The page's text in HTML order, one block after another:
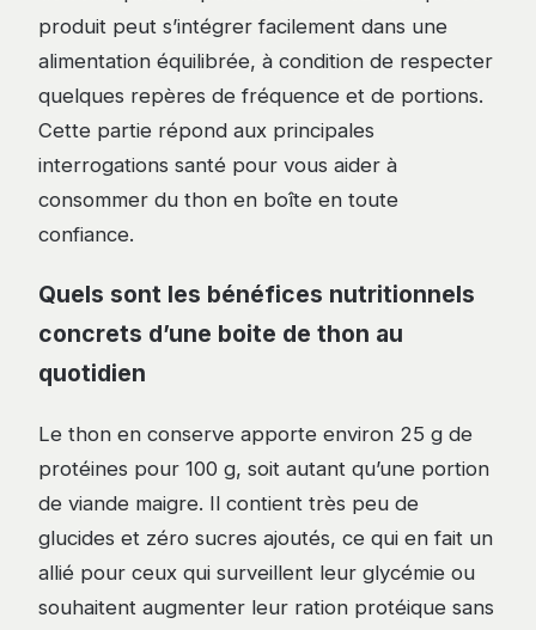
produit peut s’intégrer facilement dans une
alimentation équilibrée, à condition de respecter
quelques repères de fréquence et de portions.
Cette partie répond aux principales
interrogations santé pour vous aider à
consommer du thon en boîte en toute
confiance.
Quels sont les bénéfices nutritionnels
concrets d’une boite de thon au
quotidien
Le thon en conserve apporte environ 25 g de
protéines pour 100 g, soit autant qu’une portion
de viande maigre. Il contient très peu de
glucides et zéro sucres ajoutés, ce qui en fait un
allié pour ceux qui surveillent leur glycémie ou
souhaitent augmenter leur ration protéique sans